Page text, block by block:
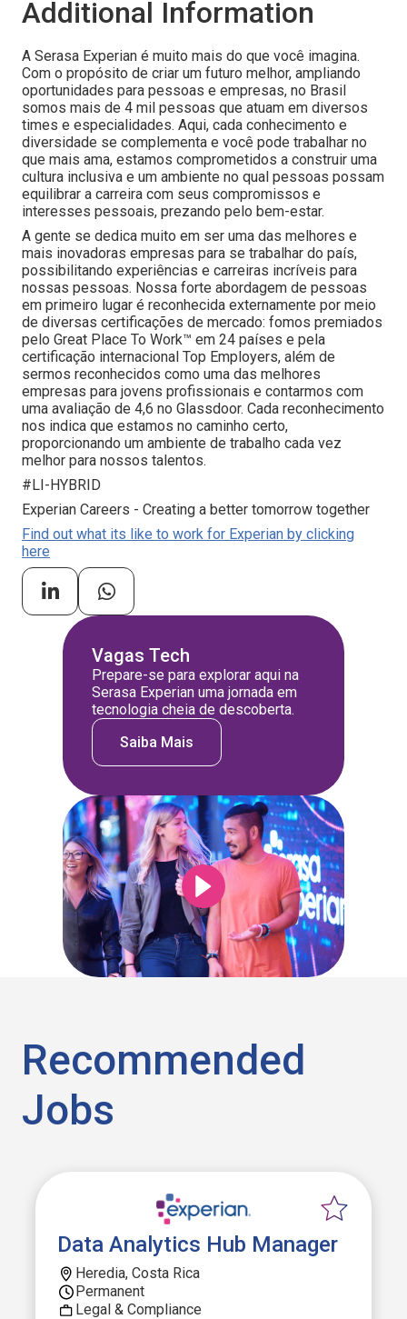
Additional Information
A Serasa Experian é muito mais do que você imagina.
Com o propósito de criar um futuro melhor, ampliando
oportunidades para pessoas e empresas, no Brasil
somos mais de 4 mil pessoas que atuam em diversos
times e especialidades. Aqui, cada conhecimento e
diversidade se complementa e você pode trabalhar no
que mais ama, estamos comprometidos a construir uma
cultura inclusiva e um ambiente no qual pessoas possam
equilibrar a carreira com seus compromissos e
interesses pessoais, prezando pelo bem-estar.
A gente se dedica muito em ser uma das melhores e
mais inovadoras empresas para se trabalhar do país,
possibilitando experiências e carreiras incríveis para
nossas pessoas. Nossa forte abordagem de pessoas
em primeiro lugar é reconhecida externamente por meio
de diversas certificações de mercado: fomos premiados
pelo Great Place To Work™ em 24 países e pela
certificação internacional Top Employers, além de
sermos reconhecidos como uma das melhores
empresas para jovens profissionais e contarmos com
uma avaliação de 4,6 no Glassdoor. Cada reconhecimento
nos indica que estamos no caminho certo,
proporcionando um ambiente de trabalho cada vez
melhor para nossos talentos.
#LI-HYBRID
Experian Careers - Creating a better tomorrow together
Find out what its like to work for Experian by clicking
here
Vagas Tech
Prepare-se para explorar aqui na
Serasa Experian uma jornada em
tecnologia cheia de descoberta.
Saiba Mais
Recommended
Jobs
Data Analytics Hub Manager
Heredia, Costa Rica
Permanent
Legal & Compliance